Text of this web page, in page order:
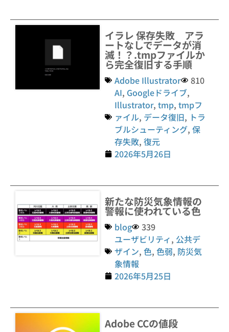
イラレ 保存失敗 アラ
ートなしでデータが消
滅！？.tmpファイルか
ら完全復旧する手順
Adobe Illustrator
810
AI, Googleドライブ,
Illustrator,tmp,tmpフ
ァイル, データ復旧, トラ
ブルシューティング,保
存失敗,復元
2026年5月26日
新たな防災気象情報の
警報に使われている色
blog
339
ユーザビリティ, 公共デ
ザイン,色,色弱, 防災気
象情報
2026年5月25日
Adobe CCの値段